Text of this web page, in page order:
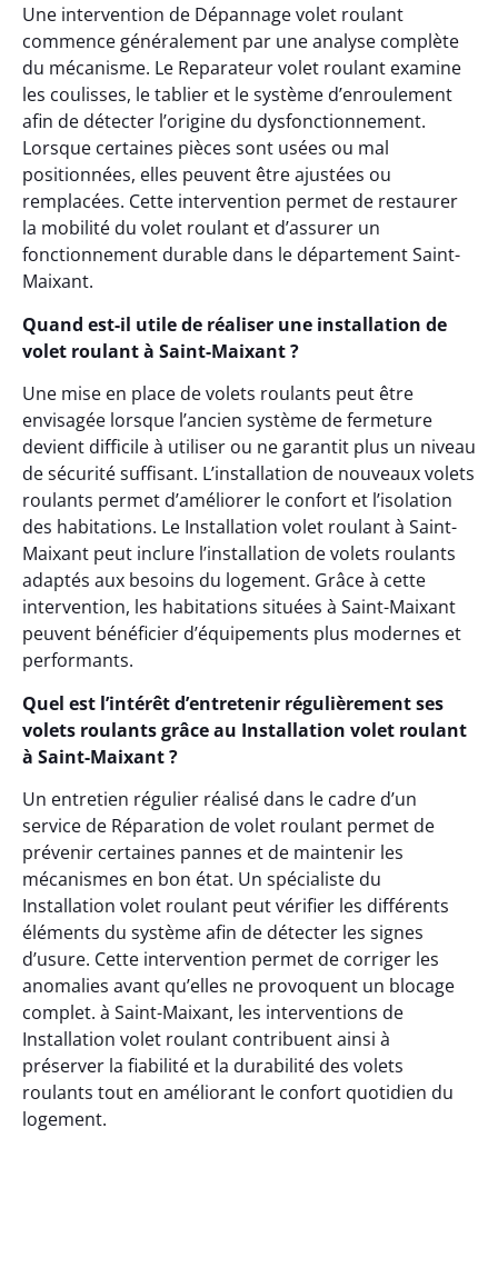
Une intervention de Dépannage volet roulant
commence généralement par une analyse complète
du mécanisme. Le Reparateur volet roulant examine
les coulisses, le tablier et le système d’enroulement
afin de détecter l’origine du dysfonctionnement.
Lorsque certaines pièces sont usées ou mal
positionnées, elles peuvent être ajustées ou
remplacées. Cette intervention permet de restaurer
la mobilité du volet roulant et d’assurer un
fonctionnement durable dans le département Saint-
Maixant.
Quand est-il utile de réaliser une installation de
volet roulant à Saint-Maixant ?
Une mise en place de volets roulants peut être
envisagée lorsque l’ancien système de fermeture
devient difficile à utiliser ou ne garantit plus un niveau
de sécurité suffisant. L’installation de nouveaux volets
roulants permet d’améliorer le confort et l’isolation
des habitations. Le Installation volet roulant à Saint-
Maixant peut inclure l’installation de volets roulants
adaptés aux besoins du logement. Grâce à cette
intervention, les habitations situées à Saint-Maixant
peuvent bénéficier d’équipements plus modernes et
performants.
Quel est l’intérêt d’entretenir régulièrement ses
volets roulants grâce au Installation volet roulant
à Saint-Maixant ?
Un entretien régulier réalisé dans le cadre d’un
service de Réparation de volet roulant permet de
prévenir certaines pannes et de maintenir les
mécanismes en bon état. Un spécialiste du
Installation volet roulant peut vérifier les différents
éléments du système afin de détecter les signes
d’usure. Cette intervention permet de corriger les
anomalies avant qu’elles ne provoquent un blocage
complet. à Saint-Maixant, les interventions de
Installation volet roulant contribuent ainsi à
préserver la fiabilité et la durabilité des volets
roulants tout en améliorant le confort quotidien du
logement.